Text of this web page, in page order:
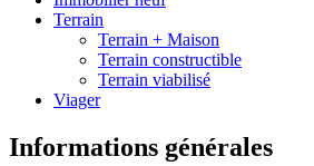
Terrain
Terrain + Maison
Terrain constructible
Terrain viabilisé
Viager
Informations générales